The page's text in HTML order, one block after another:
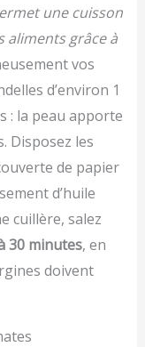
une cuisson
aliments grâce à
vos
d’environ 1
: la peau apporte
Disposez les
de papier
d’huile
cuillère, salez
30 minutes, en
doivent